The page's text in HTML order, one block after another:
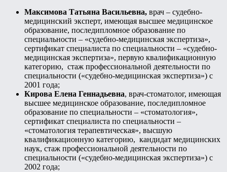
Максимова Татьяна Васильевна, врач – судебно-
медицинский эксперт, имеющая высшее медицинское
образование, последипломное образование по
специальности – «судебно-медицинская экспертиза»,
сертификат специалиста по специальности – «судебно-
медицинская экспертиза», первую квалификационную
категорию, стаж профессиональной деятельности по
специальности («судебно-медицинская экспертиза») с
2001 года;
Кирова Елена Геннадьевна, врач-стоматолог, имеющая
высшее медицинское образование, последипломное
образование по специальности – «стоматология»,
сертификат специалиста по специальности –
«стоматология терапевтическая», высшую
квалификационную категорию, кандидат медицинских
наук, стаж профессиональной деятельности по
специальности («судебно-медицинская экспертиза») с
2002 года;